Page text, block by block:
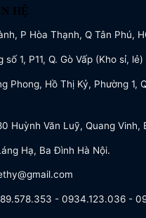
HỆ
P Hòa Thạnh, Q Tân Phú,
1, P11, Q. Gò Vấp (Kho sỉ, lẻ)
Phong, Hồ Thị Kỷ, Phường 1,
Huỳnh Văn Luỹ, Quang Vinh,
Hạ, Ba Đình Hà Nội.
- 0934.123.036 -